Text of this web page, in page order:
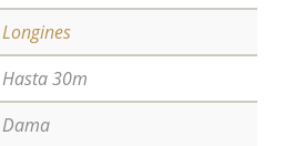
Longines
Hasta 30m
Dama